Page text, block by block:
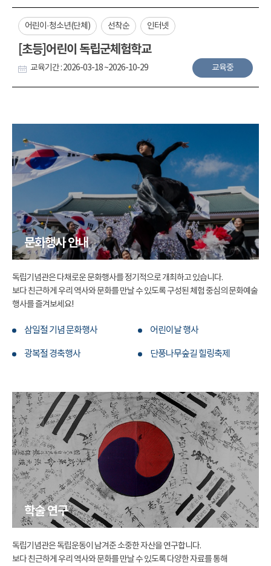
어린이·청소년(단체) 선착순 인터넷
[초등]어린이 독립군체험학교
교육기간 : 2026-03-18 ~2026-10-29 교육중
문화행사 안내
독립기념관은 다채로운 문화행사를 정기적으로 개최하고 있습니다.
보다 친근하게 우리 역사와 문화를 만날 수 있도록 구성된 체험 중심의 문화예술
행사를 즐겨보세요!
삼일절 기념 문화행사 어린이날 행사
광복절 경축행사 단풍나무숲길 힐링축제
학술 연구
독립기념관은 독립운동이 남겨준 소중한 자산을 연구합니다.
보다 친근하게 우리 역사와 문화를 만날 수 있도록 다양한 자료를 통해